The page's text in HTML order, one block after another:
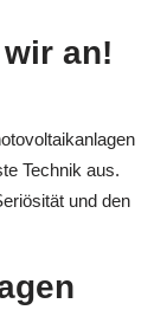
an!
Technik aus.
und den